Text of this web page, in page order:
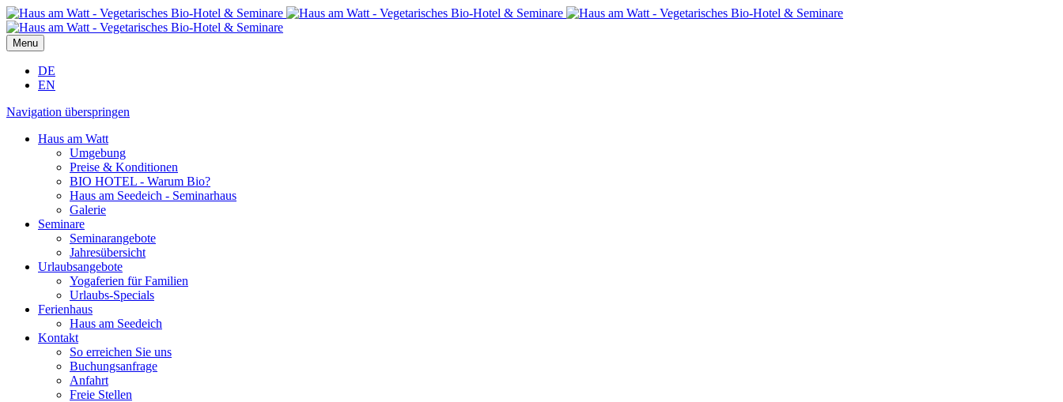
Menu
DE
EN
Navigation überspringen
Haus am Watt
Umgebung
Preise & Konditionen
BIO HOTEL - Warum Bio?
Haus am Seedeich - Seminarhaus
Galerie
Seminare
Seminarangebote
Jahresübersicht
Urlaubsangebote
Yogaferien für Familien
Urlaubs-Specials
Ferienhaus
Haus am Seedeich
Kontakt
So erreichen Sie uns
Buchungsanfrage
Anfahrt
Freie Stellen